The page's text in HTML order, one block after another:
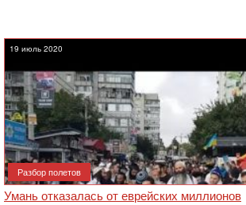
19 июль 2020
Разбор полетов
Умань отказалась от еврейских миллионов